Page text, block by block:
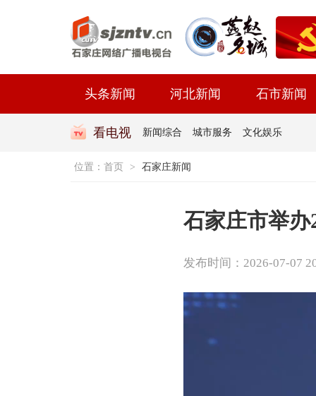
头条新闻 河北新闻 石市新闻
看电视 新闻综合 城市服务 文化娱乐
位置： 首页 > 石家庄新闻
石家庄市举办
发布时间：2026-07-07